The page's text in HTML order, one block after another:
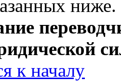
ниже.
к началу